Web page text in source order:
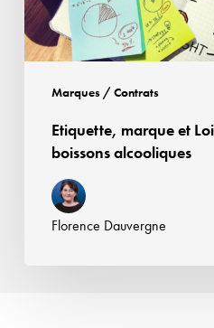
Marques / Contrats
boissons
alcooliques
Etiquette, marque et
boissons alcooliques
Florence Dauvergne